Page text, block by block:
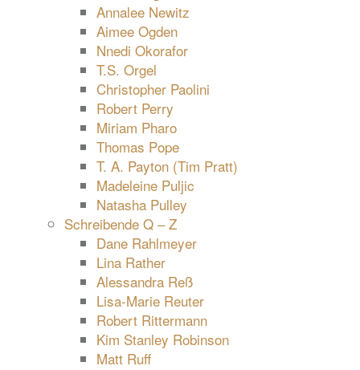
Annalee Newitz
Aimee Ogden
Nnedi Okorafor
T.S. Orgel
Christopher Paolini
Robert Perry
Miriam Pharo
Thomas Pope
T. A. Payton (Tim Pratt)
Madeleine Puljic
Natasha Pulley
Schreibende Q – Z
Dane Rahlmeyer
Lina Rather
Alessandra Reß
Lisa-Marie Reuter
Robert Rittermann
Kim Stanley Robinson
Matt Ruff